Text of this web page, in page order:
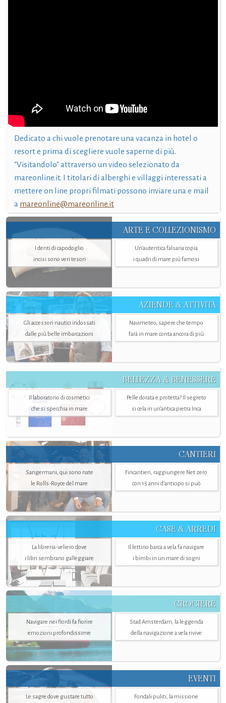
Dedicato a chi vuole prenotare una vacanza in hotel o
resort e prima di scegliere vuole saperne di più.
"Visitandolo" attraverso un video selezionato da
mareonline.it. I titolari di alberghi e villaggi interessati a
mettere on line propri filmati possono inviare una e mail
a mareonline@mareonline.it
ARTE E COLLEZIONISMO
I denti di capodoglio
incisi sono veri tesori
Un’autentica falsaria copia
i quadri di mare più famosi
AZIENDE & ATTIVITÀ
Gli accessori nautici indossati
dalle più belle imbarcazioni
Navimeteo, sapere che tempo
farà in mare conta ancora di più
BELLEZZA & BENESSERE
Il laboratorio di cosmetici
che si specchia in mare
Pelle dorata e protetta? Il segreto
si cela in un’antica pietra Inca
CANTIERI
Sangermani, qui sono nate
le Rolls-Royce del mare
Fincantieri, raggiungere Net zero
con 15 anni d'anticipo si può
CASE & ARREDI
La libreria-veliero dove
i libri sembrano galleggiare
Il lettino barca a vela fa navigare
i bimbi in un mare di sogni
CROCIERE
Navigare nei fiordi fa fiorire
emozioni profondissime
Stad Amsterdam, la leggenda
della navigazione a vela rivive
EVENTI
Le sagre dove gustare tutto
Fondali puliti, la missione